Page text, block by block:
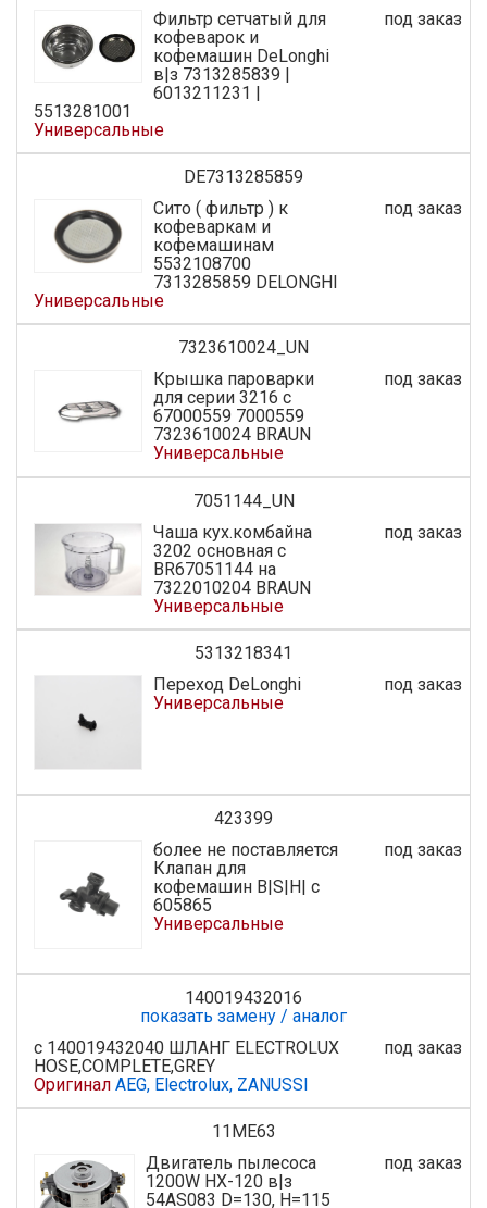
Фильтр сетчатый для
кофеварок и
кофемашин DeLonghi
в|з 7313285839 |
6013211231 |
5513281001
Универсальные
под заказ
DE7313285859
Сито ( фильтр ) к
кофеваркам и
кофемашинам
5532108700
7313285859 DELONGHI
Универсальные
под заказ
7323610024_UN
Крышка пароварки
для серии 3216 с
67000559 7000559
7323610024 BRAUN
Универсальные
под заказ
7051144_UN
Чаша кух.комбайна
3202 основная с
BR67051144 на
7322010204 BRAUN
Универсальные
под заказ
5313218341
Переход DeLonghi
Универсальные
под заказ
423399
более не поставляется
Клапан для
кофемашин B|S|H| с
605865
Универсальные
под заказ
140019432016
показать замену / аналог
с 140019432040 ШЛАНГ ELECTROLUX
HOSE,COMPLETE,GREY
Оригинал AEG, Electrolux, ZANUSSI
под заказ
11ME63
Двигатель пылесоса
1200W HX-120 в|з
54AS083 D=130, H=115
под заказ